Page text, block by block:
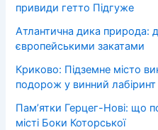
привиди гетто Підгуже
Атлантична дика природа:
європейськими закатами
Криково: Підземне місто
подорож у винний
Пам’ятки Герцег-Нові: що
місті Боки Которської